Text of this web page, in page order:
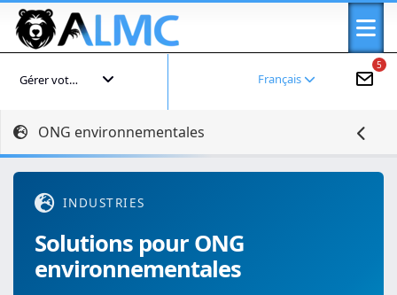
5
Français
Gérer votre compte
ONG environnementales
INDUSTRIES
Solutions pour ONG
environnementales